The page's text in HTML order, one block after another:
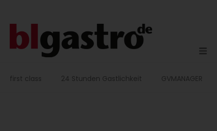
first class 24 Stunden Gastlichkeit GVMANAGER